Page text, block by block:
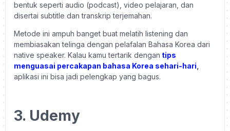
bentuk seperti audio (podcast), video pelajaran, dan
disertai subtitle dan transkrip terjemahan.
Metode ini ampuh banget buat melatih listening dan
membiasakan telinga dengan pelafalan Bahasa Korea dari
native speaker. Kalau kamu tertarik dengan tips
menguasai percakapan bahasa Korea sehari-hari,
aplikasi ini bisa jadi pelengkap yang bagus.
3. Udemy